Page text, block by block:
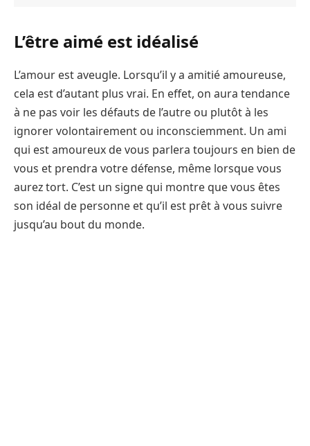
L’être aimé est idéalisé
L’amour est aveugle. Lorsqu’il y a amitié amoureuse,
cela est d’autant plus vrai. En effet, on aura tendance
à ne pas voir les défauts de l’autre ou plutôt à les
ignorer volontairement ou inconsciemment. Un ami
qui est amoureux de vous parlera toujours en bien de
vous et prendra votre défense, même lorsque vous
aurez tort. C’est un signe qui montre que vous êtes
son idéal de personne et qu’il est prêt à vous suivre
jusqu’au bout du monde.